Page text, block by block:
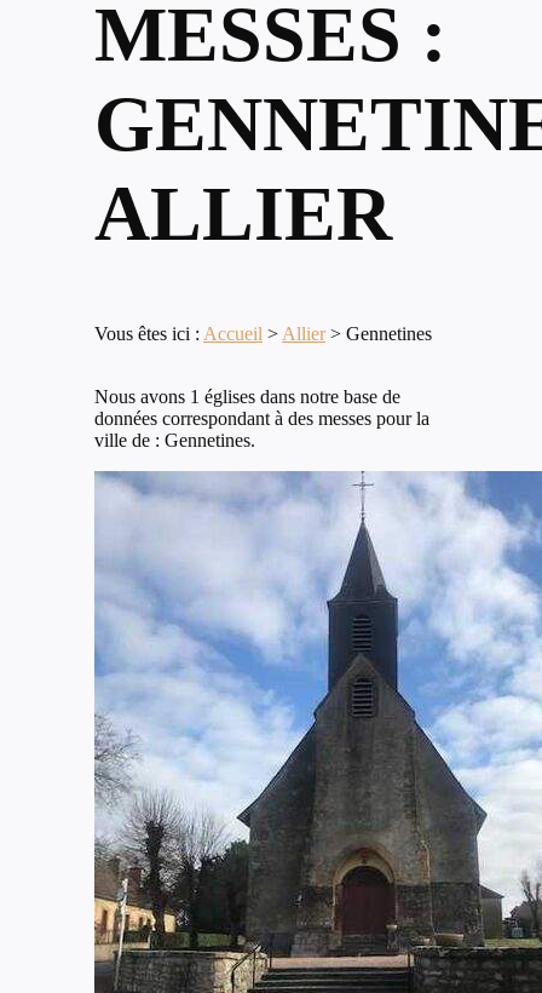
MESSES :
ALLIER
Vous êtes ici : Accueil > Allier> Gennetines
Nous avons 1 églises dans notre base de
données correspondant à des messes pour la
ville de : Gennetines.